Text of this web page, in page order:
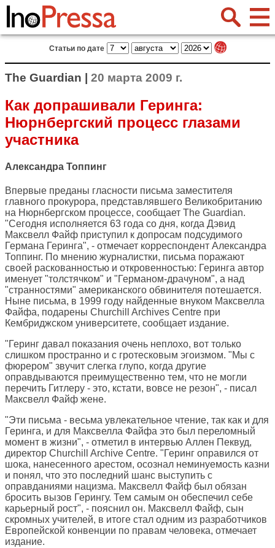
Статьи по дате
The Guardian | 20 марта 2009 г.
Как допрашивали Геринга:
Нюрнбергский процесс глазами
участника
Александра Топпинг
Впервые преданы гласности письма заместителя
главного прокурора, представлявшего Великобританию
на Нюрнбергском процессе, сообщает The Guardian.
"Сегодня исполняется 63 года со дня, когда Дэвид
Максвелл Файф приступил к допросам подсудимого
Германа Геринга", - отмечает корреспондент Александра
Топпинг. По мнению журналистки, письма поражают
своей раскованностью и откровенностью: Геринга автор
именует "толстячком" и "Германом-драчуном", а над
"странностями" американского обвинителя потешается.
Ныне письма, в 1999 году найденные внуком Максвелла
Файфа, подарены Churchill Archives Centre при
Кембриджском университете, сообщает издание.
"Геринг давал показания очень неплохо, вот только
слишком пространно и с гротесковым эгоизмом. "Мы с
фюрером" звучит слегка глупо, когда другие
оправдываются преимущественно тем, что не могли
перечить Гитлеру - это, кстати, вовсе не резон", - писал
Максвелл Файф жене.
"Эти письма - весьма увлекательное чтение, так как и для
Геринга, и для Максвелла Файфа это был переломный
момент в жизни", - отметил в интервью Аллен Пеквуд,
директор Churchill Archive Centre. "Геринг оправился от
шока, нанесенного арестом, осознал неминуемость казни
и понял, что это последний шанс выступить с
оправданиями нацизма. Максвелл Файф был обязан
бросить вызов Герингу. Тем самым он обеспечил себе
карьерный рост", - пояснил он. Максвелл Файф, сын
скромных учителей, в итоге стал одним из разработчиков
Европейской конвенции по правам человека, отмечает
издание.